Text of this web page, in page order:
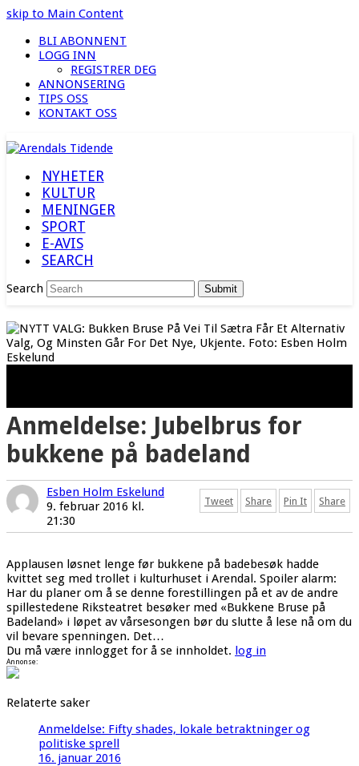
skip to Main Content
BLI ABONNENT
LOGG INN
REGISTRER DEG
ANNONSERING
TIPS OSS
KONTAKT OSS
NYHETER
KULTUR
MENINGER
SPORT
E-AVIS
SEARCH
Search Submit
Anmeldelse: Jubelbrus for
bukkene på badeland
Tweet Share Pin It Share
Esben Holm Eskelund
9. februar 2016 kl.
21:30
Applausen løsnet lenge før bukkene på badebesøk hadde
kvittet seg med trollet i kulturhuset i Arendal. Spoiler alarm:
Har du planer om å se denne forestillingen på et av de andre
spillestedene Riksteatret besøker med «Bukkene Bruse på
Badeland» i løpet av vårsesongen bør du slutte å lese nå om du
vil bevare spenningen. Det…
Du må være innlogget for å se innholdet. log in
Annonse:
Relaterte saker
Anmeldelse: Fifty shades, lokale betraktninger og
politiske sprell
16. januar 2016